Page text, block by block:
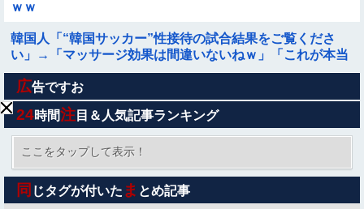
ｗｗ
韓国人「“韓国サッカー”性接待の試合結果をご覧くださ
い」→「マッサージ効果は間違いないねｗ」「これが本当
のベッドサッカーだ」
【悲報】楽天モバイルさんww9月末に人権を失う模様
wwwww
【悲報】日本人、バカかもしれない。食品消費税減税
（8%→1%）に93.2%が賛成してしまう
【画像】佐倉綾音(32)、自分のシコポイントに気がつくｗ
ｗｗｗｗｗｗｗｗｗ
広告ですお
24時間注 目＆人気記事ランキング
ここをタップして表示！
同 じタグが付いた ま とめ記事